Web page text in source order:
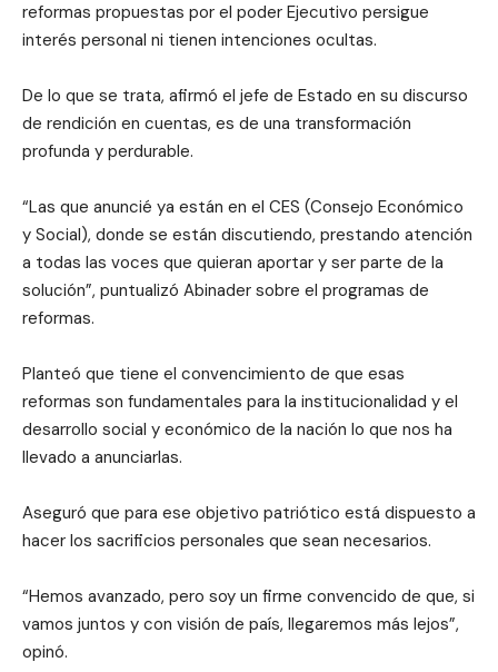
reformas propuestas por el poder Ejecutivo persigue
interés personal ni tienen intenciones ocultas.
De lo que se trata, afirmó el jefe de Estado en su discurso
de rendición en cuentas, es de una transformación
profunda y perdurable.
“Las que anuncié ya están en el CES (Consejo Económico
y Social), donde se están discutiendo, prestando atención
a todas las voces que quieran aportar y ser parte de la
solución”, puntualizó Abinader sobre el programas de
reformas.
Planteó que tiene el convencimiento de que esas
reformas son fundamentales para la institucionalidad y el
desarrollo social y económico de la nación lo que nos ha
llevado a anunciarlas.
Aseguró que para ese objetivo patriótico está dispuesto a
hacer los sacrificios personales que sean necesarios.
“Hemos avanzado, pero soy un firme convencido de que, si
vamos juntos y con visión de país, llegaremos más lejos”,
opinó.